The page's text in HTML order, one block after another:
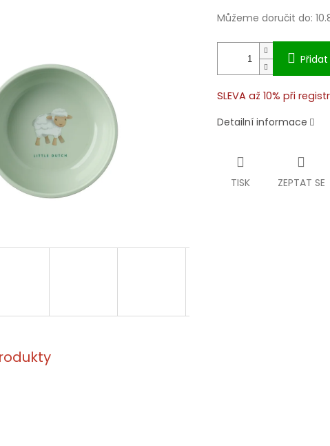
Můžeme doručit do:
SLEVA až 10% při
Detailní informace
TISK ZEPTAT SE